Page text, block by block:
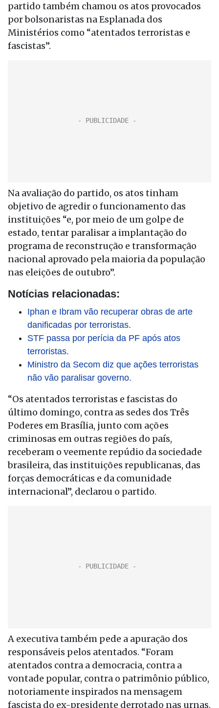
partido também chamou os atos provocados
por bolsonaristas na Esplanada dos
Ministérios como “atentados terroristas e
fascistas”.
Na avaliação do partido, os atos tinham
objetivo de agredir o funcionamento das
instituições “e, por meio de um golpe de
estado, tentar paralisar a implantação do
programa de reconstrução e transformação
nacional aprovado pela maioria da população
nas eleições de outubro”.
Notícias relacionadas:
Iphan e Ibram vão recuperar obras de arte
danificadas por terroristas.
STF passa por perícia da PF após atos
terroristas.
Ministro da Secom diz que ações terroristas
não vão paralisar governo.
“Os atentados terroristas e fascistas do
último domingo, contra as sedes dos Três
Poderes em Brasília, junto com ações
criminosas em outras regiões do país,
receberam o veemente repúdio da sociedade
brasileira, das instituições republicanas, das
forças democráticas e da comunidade
internacional”, declarou o partido.
A executiva também pede a apuração dos
responsáveis pelos atentados. “Foram
atentados contra a democracia, contra a
vontade popular, contra o patrimônio público,
notoriamente inspirados na mensagem
fascista do ex-presidente derrotado nas urnas,